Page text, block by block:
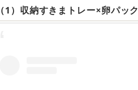
（1）収納すきまトレー×卵パック